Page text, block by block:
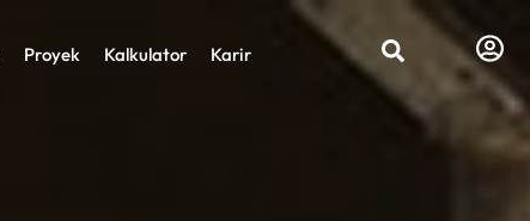
Proyek Kalkulator Karir